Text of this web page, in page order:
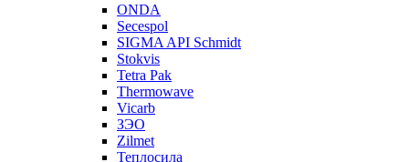
ONDA
Secespol
SIGMA API Schmidt
Stokvis
Tetra Pak
Thermowave
Vicarb
ЗЭО
Zilmet
Теплосила